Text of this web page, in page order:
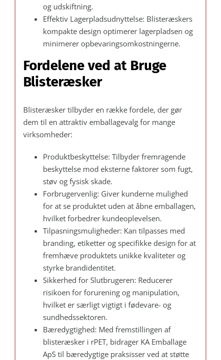
og udskiftning.
Effektiv Lagerpladsudnyttelse: Blisteræskers
kompakte design optimerer lagerpladsen og
minimerer opbevaringsomkostningerne.
Fordelene ved at Bruge
Blisteræsker
Blisteræsker tilbyder en række fordele, der gør
dem til en attraktiv emballagevalg for mange
virksomheder:
Produktbeskyttelse: Tilbyder fremragende
beskyttelse mod eksterne faktorer som fugt,
støv og fysisk skade.
Forbrugervenlig: Giver kunderne mulighed
for at se produktet uden at åbne emballagen,
hvilket forbedrer kundeoplevelsen.
Tilpasningsmuligheder: Kan tilpasses med
branding, etiketter og specifikke design for at
fremhæve produktets unikke kvaliteter og
styrke brandidentitet.
Sikkerhed for Slutbrugeren: Reducerer
risikoen for forurening og manipulation,
hvilket er særligt vigtigt i fødevare- og
sundhedssektoren.
Bæredygtighed: Med fremstillingen af
blisteræsker i rPET, bidrager KA Emballage
ApS til bæredygtige praksisser ved at støtte